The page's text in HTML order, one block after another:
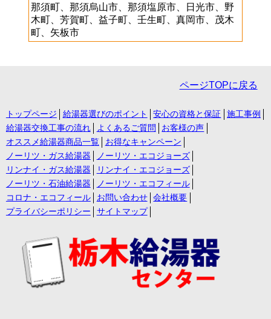
那須町、那須烏山市、那須塩原市、日光市、野
木町、芳賀町、益子町、壬生町、真岡市、茂木
町、矢板市
ページTOPに戻る
トップページ 給湯器選びのポイント 安心の資格と保証
施工事例
給湯器交換工事の流れ
よくあるご質問
お客様の声
オススメ給湯器商品一覧
お得なキャンペーン
ノーリツ・ガス給湯器
ノーリツ・エコジョーズ
リンナイ・ガス給湯器
リンナイ・エコジョーズ
ノーリツ・石油給湯器
ノーリツ・エコフィール
コロナ・エコフィール
お問い合わせ
会社概要
プライバシーポリシー
サイトマップ